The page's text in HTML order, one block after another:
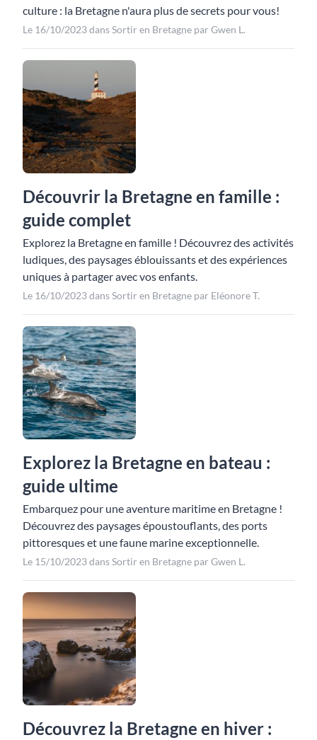
culture : la Bretagne n'aura plus de secrets pour vous!
Le 16/10/2023 dans Sortir en Bretagne par Gwen L.
Découvrir la Bretagne en famille :
guide complet
Explorez la Bretagne en famille ! Découvrez des activités
ludiques, des paysages éblouissants et des expériences
uniques à partager avec vos enfants.
Le 16/10/2023 dans Sortir en Bretagne par Eléonore T.
Explorez la Bretagne en bateau :
guide ultime
Embarquez pour une aventure maritime en Bretagne !
Découvrez des paysages époustouflants, des ports
pittoresques et une faune marine exceptionnelle.
Le 15/10/2023 dans Sortir en Bretagne par Gwen L.
Découvrez la Bretagne en hiver :